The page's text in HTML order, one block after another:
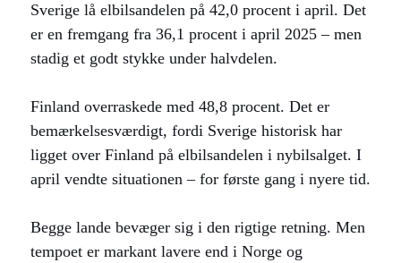
Sverige lå elbilsandelen på 42,0 procent i april. Det
er en fremgang fra 36,1 procent i april 2025 – men
stadig et godt stykke under halvdelen.
Finland overraskede med 48,8 procent. Det er
bemærkelsesværdigt, fordi Sverige historisk har
ligget over Finland på elbilsandelen i nybilsalget. I
april vendte situationen – for første gang i nyere tid.
Begge lande bevæger sig i den rigtige retning. Men
tempoet er markant lavere end i Norge og